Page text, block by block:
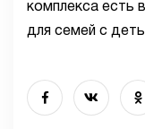
комплекса есть
для семей с